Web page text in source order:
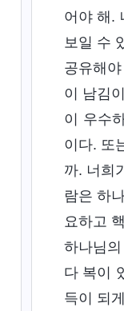
어야 해.
보일 수
공유해
이 남김
이 우수
이다. 또
까. 너희
람은 하
요하고
하나님
다 복이
득이 되